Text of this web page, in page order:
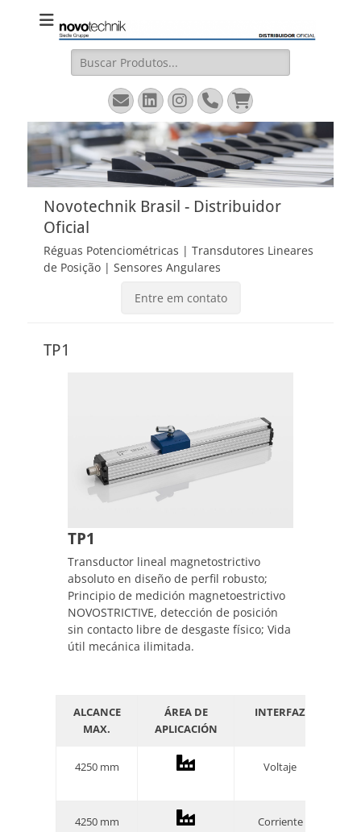
Novotechnik
Brasil
Site Oficial – Régua Potenciométrica, Transdutor Linear
Magnetostritivo, Sensores Angulares
Buscar:
EmailLinkedIn
Instagram
FoneCarrinho
Novotechnik Brasil - Distribuidor
Oficial
Réguas Potenciométricas | Transdutores Lineares
de Posição | Sensores Angulares
Entre em contato
TP1
TP1
Transductor lineal magnetostrictivo
absoluto en diseño de perfil robusto;
Principio de medición magnetoestrictivo
NOVOSTRICTIVE, detección de posición
sin contacto libre de desgaste físico; Vida
útil mecánica ilimitada.
ALCANCE
MAX.
ÁREA DE
APLICACIÓN
INTERFAZ
4250 mm Voltaje
4250 mm Corriente